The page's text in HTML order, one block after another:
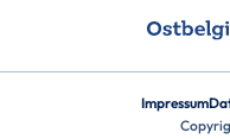
Impressum